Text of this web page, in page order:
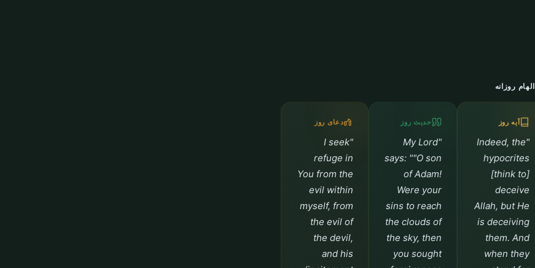
الهام روزانه
آیه روز
"Indeed, the
hypocrites
[think to]
deceive
Allah, but He
is deceiving
them. And
when they
حدیث روز
"My Lord
says: ""O son
of Adam!
Were your
sins to reach
the clouds of
the sky, then
you sought
دعای روز
"I seek
refuge in
You from the
evil within
myself, from
the evil of
the devil,
and his